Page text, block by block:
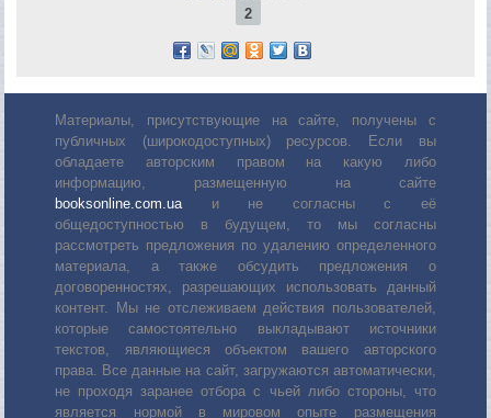
2
Материалы, присутствующие на сайте, получены с
публичных (широкодоступных) ресурсов. Если вы
обладаете авторским правом на какую либо
информацию, размещенную на сайте
booksonline.com.uaи не согласны с её
общедоступностью в будущем, то мы согласны
рассмотреть предложения по удалению определенного
материала, а также обсудить предложения о
договоренностях, разрешающих использовать данный
контент. Мы не отслеживаем действия пользователей,
которые самостоятельно выкладывают источники
текстов, являющиеся объектом вашего авторского
права. Все данные на сайт, загружаются автоматически,
не проходя заранее отбора с чьей либо стороны, что
является нормой в мировом опыте размещения